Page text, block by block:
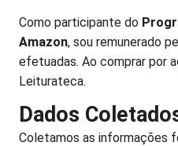
Como participante do
Amazon, sou remunerado
efetuadas. Ao comprar por
Leiturateca.
Dados
Coletamos as informações